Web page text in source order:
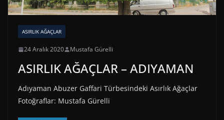
ASIRLIK AĞAÇLAR
24 Aralık 2020 Mustafa Gürelli
ASIRLIK AĞAÇLAR – ADIYAMAN
Adıyaman Abuzer Gaffari Türbesindeki Asırlık Ağaçlar
Fotoğraflar: Mustafa Gürelli